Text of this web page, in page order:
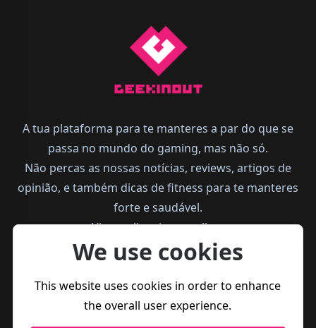
A tua plataforma para te manteres a par do que se
passa no mundo do gaming, mas não só.
Não percas as nossas notícias, reviews, artigos de
opinião, e também dicas de fitness para te manteres
forte e saudável.
Vive melhor, joga melhor.
We use cookies
This website uses cookies in order to enhance
the overall user experience.